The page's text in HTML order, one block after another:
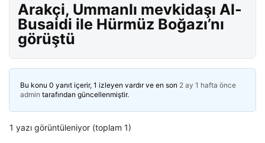
Arakçi, Ummanlı mevkidaşı Al-
Busaidi ile Hürmüz Boğazı’nı
görüştü
Bu konu 0 yanıt içerir, 1 izleyen vardır ve en son 2 ay 1 hafta önce
admin tarafından güncellenmiştir.
1 yazı görüntüleniyor (toplam 1)